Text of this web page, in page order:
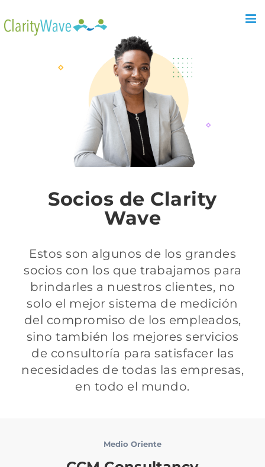
Socios de Clarity
Wave
Estos son algunos de los grandes
socios con los que trabajamos para
brindarles a nuestros clientes, no
solo el mejor sistema de medición
del compromiso de los empleados,
sino también los mejores servicios
de consultoría para satisfacer las
necesidades de todas las empresas,
en todo el mundo.
Medio Oriente